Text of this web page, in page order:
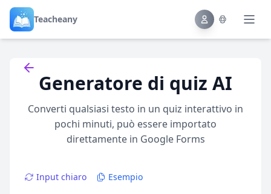
Teacheany
Back to tools
Generatore di quiz AI
Converti qualsiasi testo in un quiz interattivo in
pochi minuti, può essere importato
direttamente in Google Forms
Input chiaro Esempio